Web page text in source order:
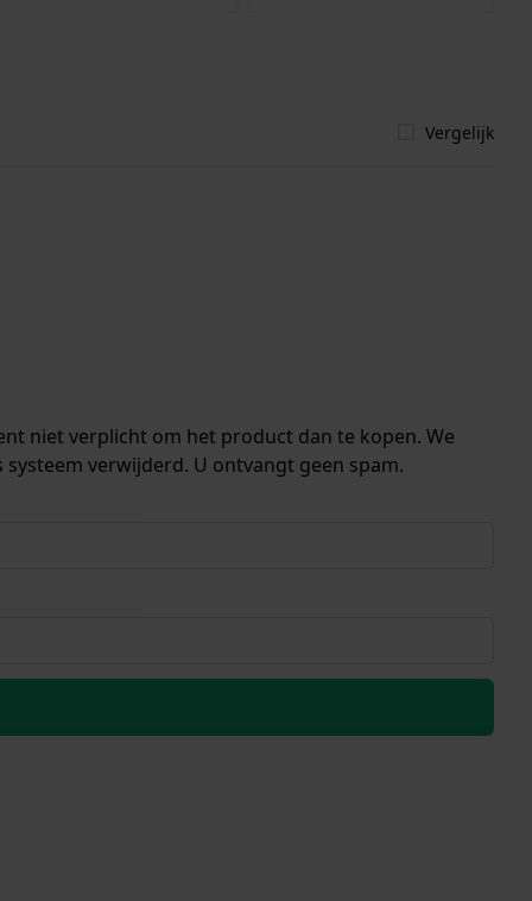
Vergelijk
niet verplicht om het product dan te kopen. We
verwijderd. U ontvangt geen spam.